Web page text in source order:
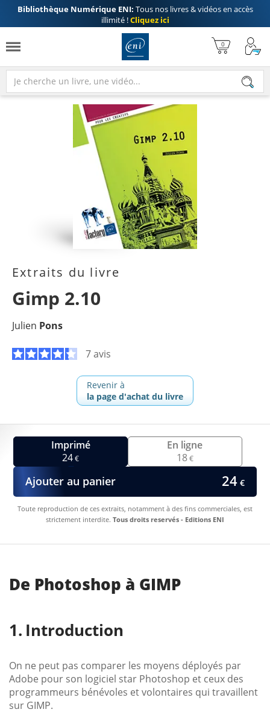
Bibliothèque Numérique ENI: Tous nos livres & vidéos en accès
illimité !Cliquez ici
Extraits du livre
Gimp 2.10
Julien Pons
7 avis
Revenir à
la page d'achat du livre
Imprimé
24€
En ligne
18€
Ajouter au panier 24€
Toute reproduction de ces extraits, notamment à des fins commerciales, est
strictement interdite. Tous droits reservés - Editions ENI
De Photoshop à GIMP
Introduction
On ne peut pas comparer les moyens déployés par
Adobe pour son logiciel star Photoshop et ceux des
programmeurs bénévoles et volontaires qui travaillent
sur GIMP.